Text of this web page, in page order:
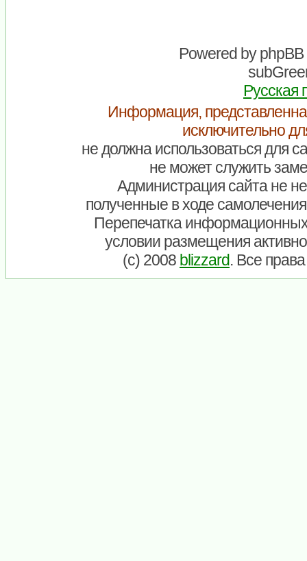
Powered byphpBB
Русская
Информация,
исключительно
не должна использоваться для
не может служить
Администрация сайта не
полученные в ходе
Перепечатка
условии размещения
(c) 2008 blizzard. Все